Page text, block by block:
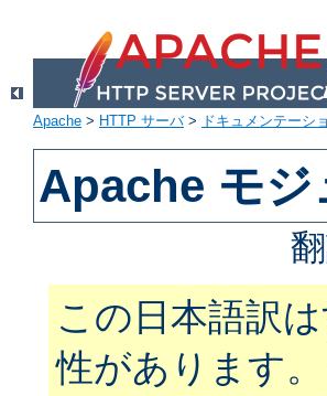
Apache > HTTP サーバ> ドキュメンテーシ
Apache モ
この日本語訳
性があります